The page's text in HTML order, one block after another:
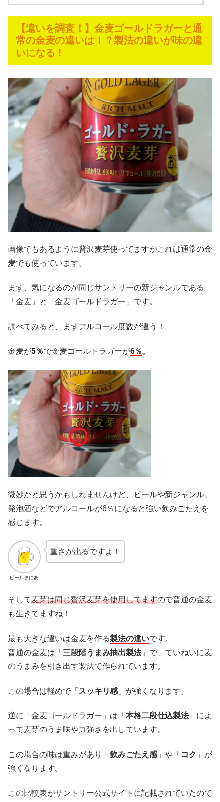
【違いを調査！】金麦ゴールドラガーと通
常の金麦の違いは！？製法の違いが味の違
いになる！
画像でもあるように贅沢麦芽使ってますがこれは通常の金
麦でも使っています。
まず、気になるのが同じサントリーの新ジャンルである
「金麦」と「金麦ゴールドラガー」です。
調べてみると、まずアルコール度数が違う！
金麦が5％で金麦ゴールドラガーが6％ 。
微妙かと思うかもしれませんけど、ビールや新ジャンル、
発泡酒などでアルコールが6％になると強い飲みごたえを
感じます。
ビールまにあ
重さが出るですよ！
そして麦芽は同じ贅沢麦芽を使用してますので普通の金麦
も生きてますね！
最も大きな違いは金麦を作る製法の違いです。
普通の金麦は「 三段階うまみ抽出製法」で、ていねいに麦
のうまみを引き出す製法で作られています。
この場合は軽めで「 スッキリ感 」が強くなります。
逆に「金麦ゴールドラガー」は「 本格二段仕込製法」によ
って麦芽のうま味や力強さを出しています。
この場合の味は重みがあり「 飲みごたえ感 」や「 コク 」が
強くなります。
この比較表がサントリー公式サイトに記載されていたので